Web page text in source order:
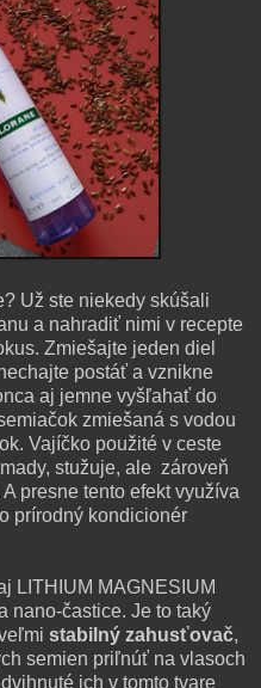
Už ste niekedy skúšali
a nahradiť nimi v recepte
Zmiešajte jeden diel
postáť a vznikne
aj jemne vyšľahať do
zmiešaná s vodou
Vajíčko použité v ceste
stužuje, ale zároveň
A presne tento efekt využíva
prírodný kondicionér
LITHIUM MAGNESIUM
nano-častice. Je to taký
stabilný zahusťovač,
semien priľnúť na vlasoch
ich v tomto tvare